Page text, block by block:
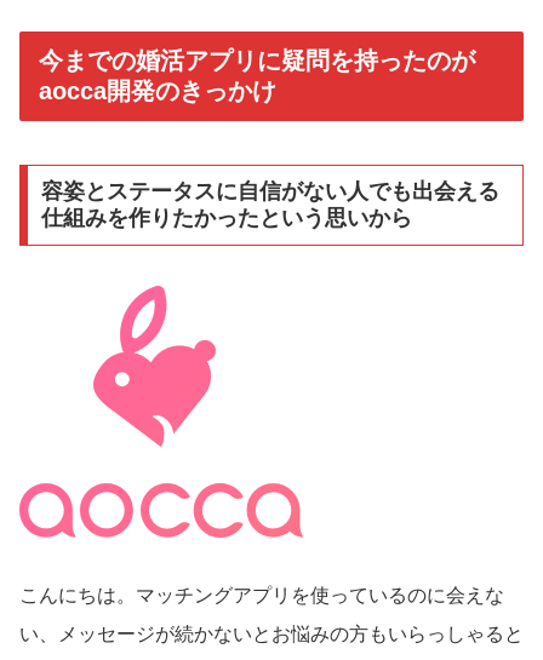
今までの婚活アプリに疑問を持ったのが
aocca開発のきっかけ
容姿とステータスに自信がない人でも出会える
仕組みを作りたかったという思いから
こんにちは。マッチングアプリを使っているのに会えな
い、メッセージが続かないとお悩みの方もいらっしゃると